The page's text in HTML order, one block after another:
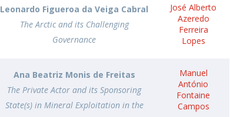
Leonardo Figueroa da Veiga Cabral
The Arctic and its Challenging
Governance
José Alberto
Azeredo
Ferreira
Lopes
Ana Beatriz Monis de Freitas
The Private Actor and its Sponsoring
State(s) in Mineral Exploitation in the
Manuel
António
Fontaine
Campos